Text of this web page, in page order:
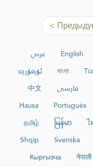
<
عربي English
ئۇيغۇرچە
বাংলা
中文
فارسی
Hausa
Português
தமிழ்
မြန်မာ
Shqip
Svenska
Кыргызча
नेपाली